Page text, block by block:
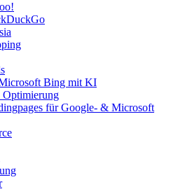
Bing mit KI
Optimierung
für Google- & Microsoft